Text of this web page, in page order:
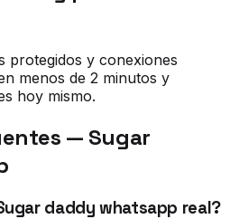
protegidos y conexiones
menos de 2 minutos y
hoy mismo.
— Sugar
daddy whatsapp real?